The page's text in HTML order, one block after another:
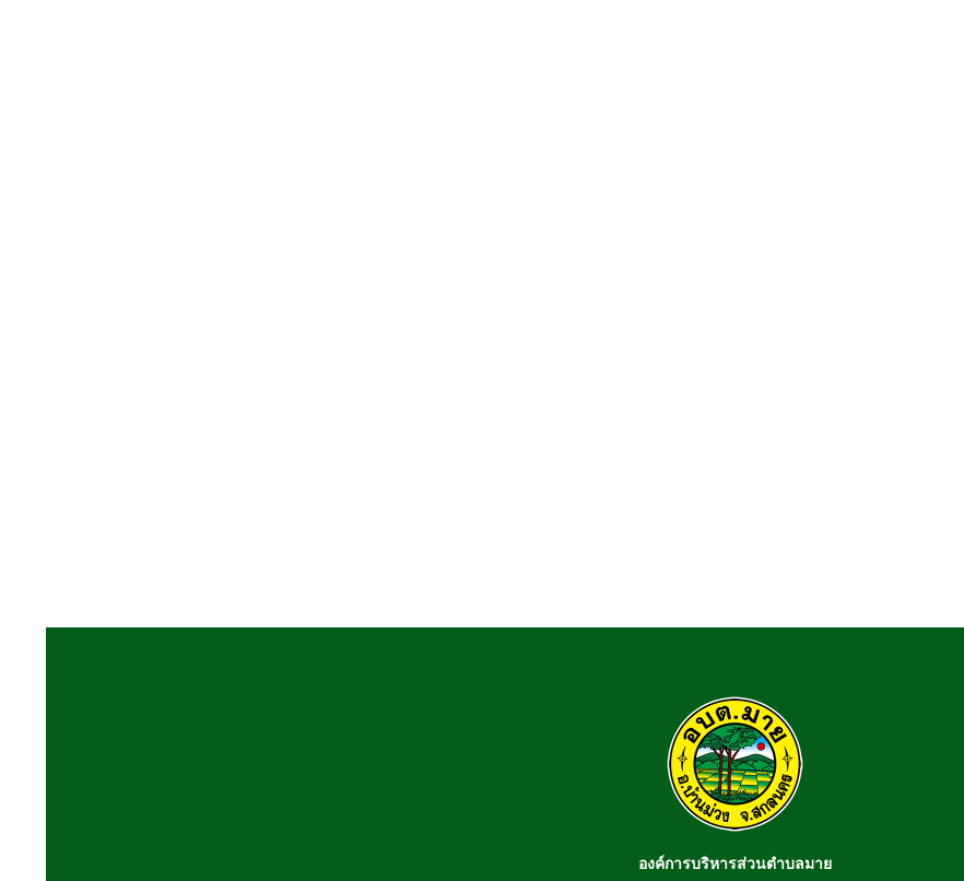
องค์การบริหารส่วนตำบลมาย